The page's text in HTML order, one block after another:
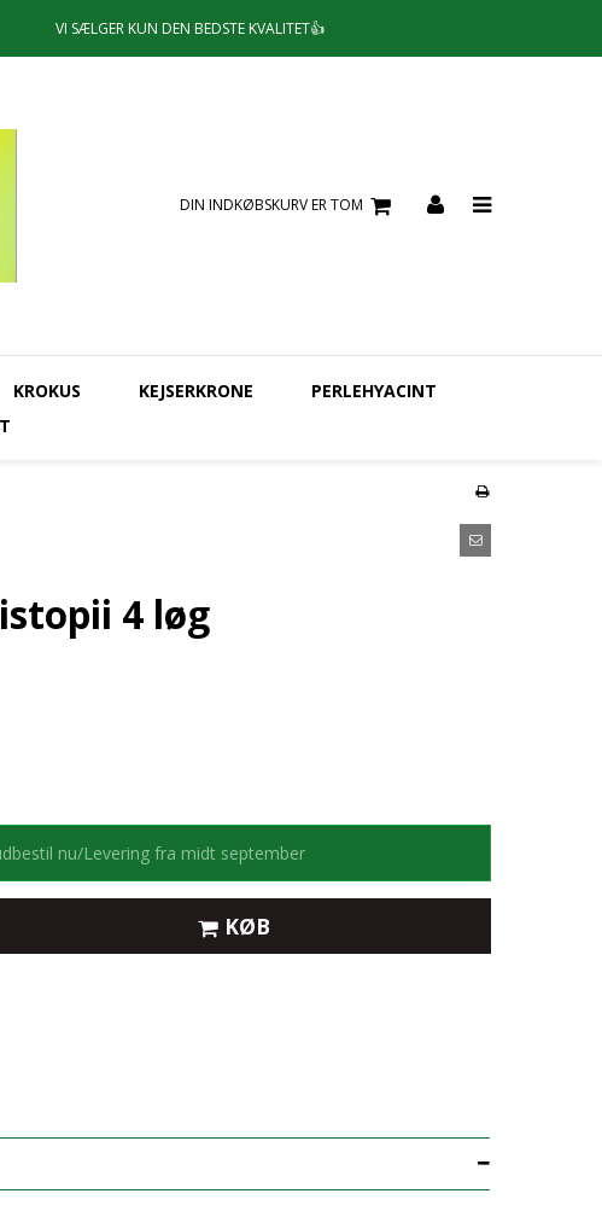
VI SÆLGER KUN DEN BEDSTE KVALITET👍
DIN INDKØBSKURV ER TOM
KROKUS KEJSERKRONE
PERLEHYACINT
4 løg
nu/Levering fra midt september
KØB